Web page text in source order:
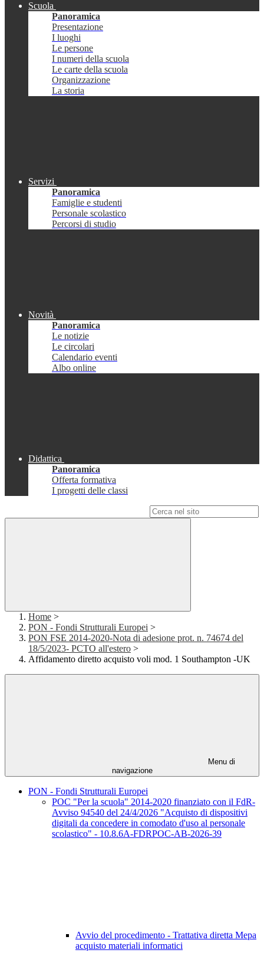
Scuola
Panoramica
Presentazione
I luoghi
Le persone
I numeri della scuola
Le carte della scuola
Organizzazione
La storia
Servizi
Panoramica
Famiglie e studenti
Personale scolastico
Percorsi di studio
Novità
Panoramica
Le notizie
Le circolari
Calendario eventi
Albo online
Didattica
Panoramica
Offerta formativa
I progetti delle classi
Home >
PON - Fondi Strutturali Europei >
PON FSE 2014-2020-Nota di adesione prot. n. 74674 del
18/5/2023- PCTO all'estero >
Affidamento diretto acquisto voli mod. 1 Southampton -UK
Menu di
navigazione
PON - Fondi Strutturali Europei
POC "Per la scuola" 2014-2020 finanziato con il FdR-
Avviso 94540 del 24/4/2026 "Acquisto di dispositivi
digitali da concedere in comodato d'uso al personale
scolastico" - 10.8.6A-FDRPOC-AB-2026-39
Avvio del procedimento - Trattativa diretta Mepa
acquisto materiali informatici